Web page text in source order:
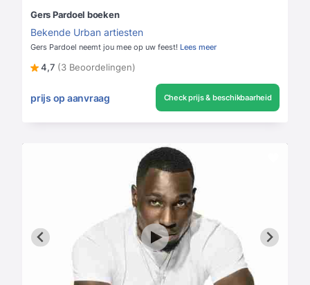
Gers Pardoel boeken
Bekende Urban artiesten
Gers Pardoel neemt jou mee op uw feest! Lees meer
4,7 (3 Beoordelingen)
prijs op aanvraag Check prijs & beschikbaarheid